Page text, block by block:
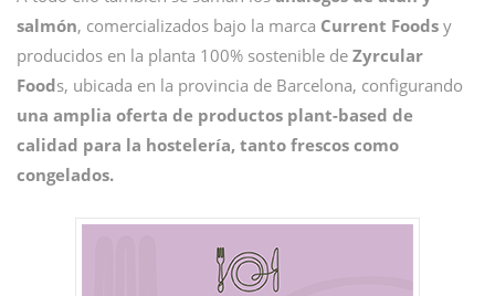
salmón, comercializados bajo la marca Current Foods y
producidos en la planta 100% sostenible de Zyrcular
Foods, ubicada en la provincia de Barcelona, configurando
una amplia oferta de productos plant-based de
calidad para la hostelería, tanto frescos como
congelados.